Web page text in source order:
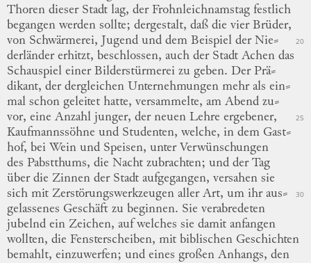
Thoren dieser Stadt lag, der Frohnleichnamstag festlich
begangen werden sollte; dergestalt, daß die vier Brüder,
von Schwärmerei, Jugend und dem Beispiel der Nie⸗ 20
derländererhitzt, beschlossen, auch der Stadt Achen das
Schauspiel einer Bilderstürmerei zu geben. Der Prä⸗
dikant, der dergleichen Unternehmungen mehr als ein⸗
mal schon geleitet hatte, versammelte, am Abend zu⸗
vor, eine Anzahl junger, der neuen Lehre ergebener, 25
Kaufmannssöhne und Studenten, welche, in dem Gast⸗
hof, bei Wein und Speisen, unter Verwünschungen
des Pabstthums, die Nacht zubrachten; und der Tag
über die Zinnen der Stadt aufgegangen, versahen sie
sich mit Zerstörungswerkzeugen aller Art, um ihr aus⸗ 30
gelassenes Geschäft zu beginnen. Sie verabredeten
jubelnd ein Zeichen, auf welches sie damit anfangen
wollten, die Fensterscheiben, mit biblischen Geschichten
bemahlt, einzuwerfen; und eines großen Anhangs, den